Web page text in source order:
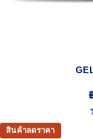
4.7
สินค้าลดราคา